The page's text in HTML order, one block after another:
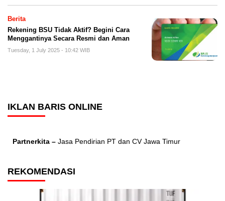
Berita
Rekening BSU Tidak Aktif? Begini Cara
Menggantinya Secara Resmi dan Aman
Tuesday, 1 July 2025 - 10:42 WIB
IKLAN BARIS ONLINE
Partnerkita – Jasa Pendirian PT dan CV Jawa Timur
REKOMENDASI